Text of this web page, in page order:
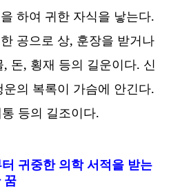
하여 귀한 자식을 낳는다.
공으로 상, 훈장을 받거나
돈, 횡재 등의 길운이다. 신
의 복록이 가슴에 안긴다.
등의 길조이다.
귀중한 의학 서적을 받는
꿈